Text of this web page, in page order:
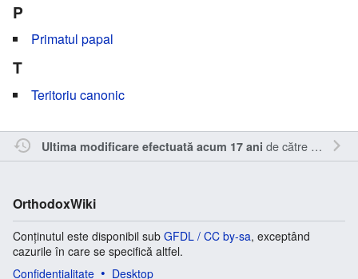
P
Primatul papal
T
Teritoriu canonic
Ultima modificare efectuată acum 17 ani de către Inistea
OrthodoxWiki
Conținutul este disponibil sub GFDL / CC by-sa, exceptând
cazurile în care se specifică altfel.
Confidențialitate
Desktop